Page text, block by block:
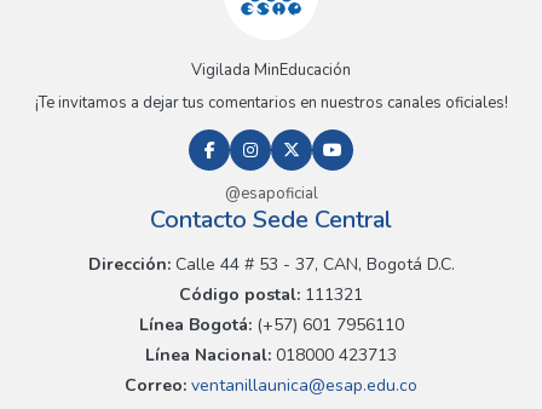
Vigilada MinEducación
¡Te invitamos a dejar tus comentarios en nuestros canales oficiales!
@esapoficial
Contacto Sede Central
Dirección:Calle 44 # 53 - 37, CAN, Bogotá D.C.
Código postal: 111321
Línea Bogotá:(+57) 601 7956110
Línea Nacional: 018000 423713
Correo: ventanillaunica@esap.edu.co